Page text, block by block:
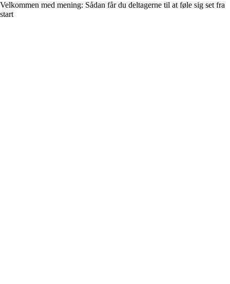
Velkommen med mening: Sådan får du deltagerne til at føle sig set fra
start